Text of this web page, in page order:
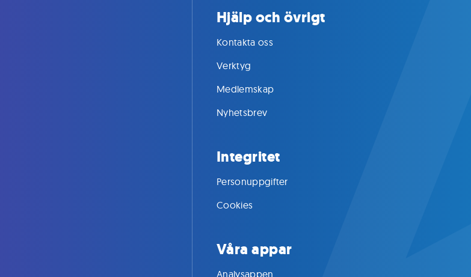
Hjälp och övrigt
Kontakta oss
Verktyg
Medlemskap
Nyhetsbrev
Integritet
Personuppgifter
Cookies
Våra appar
Analysappen